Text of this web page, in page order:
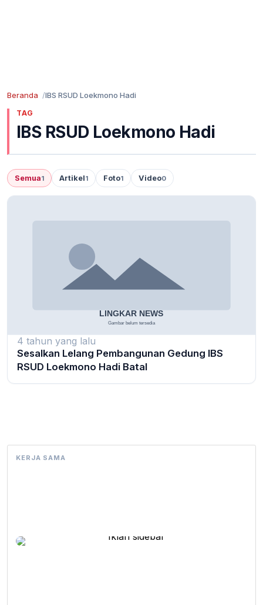
Beranda IBS RSUD Loekmono Hadi
TAG
IBS RSUD Loekmono Hadi
Semua1 Artikel1 Foto1 Video0
4 tahun yang lalu
Sesalkan Lelang Pembangunan Gedung IBS
RSUD Loekmono Hadi Batal
KERJA SAMA